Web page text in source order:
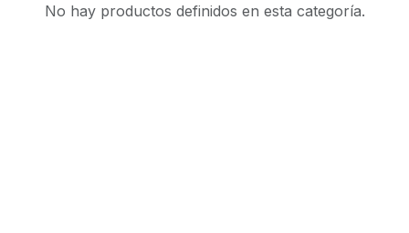
No hay productos definidos en esta categoría.